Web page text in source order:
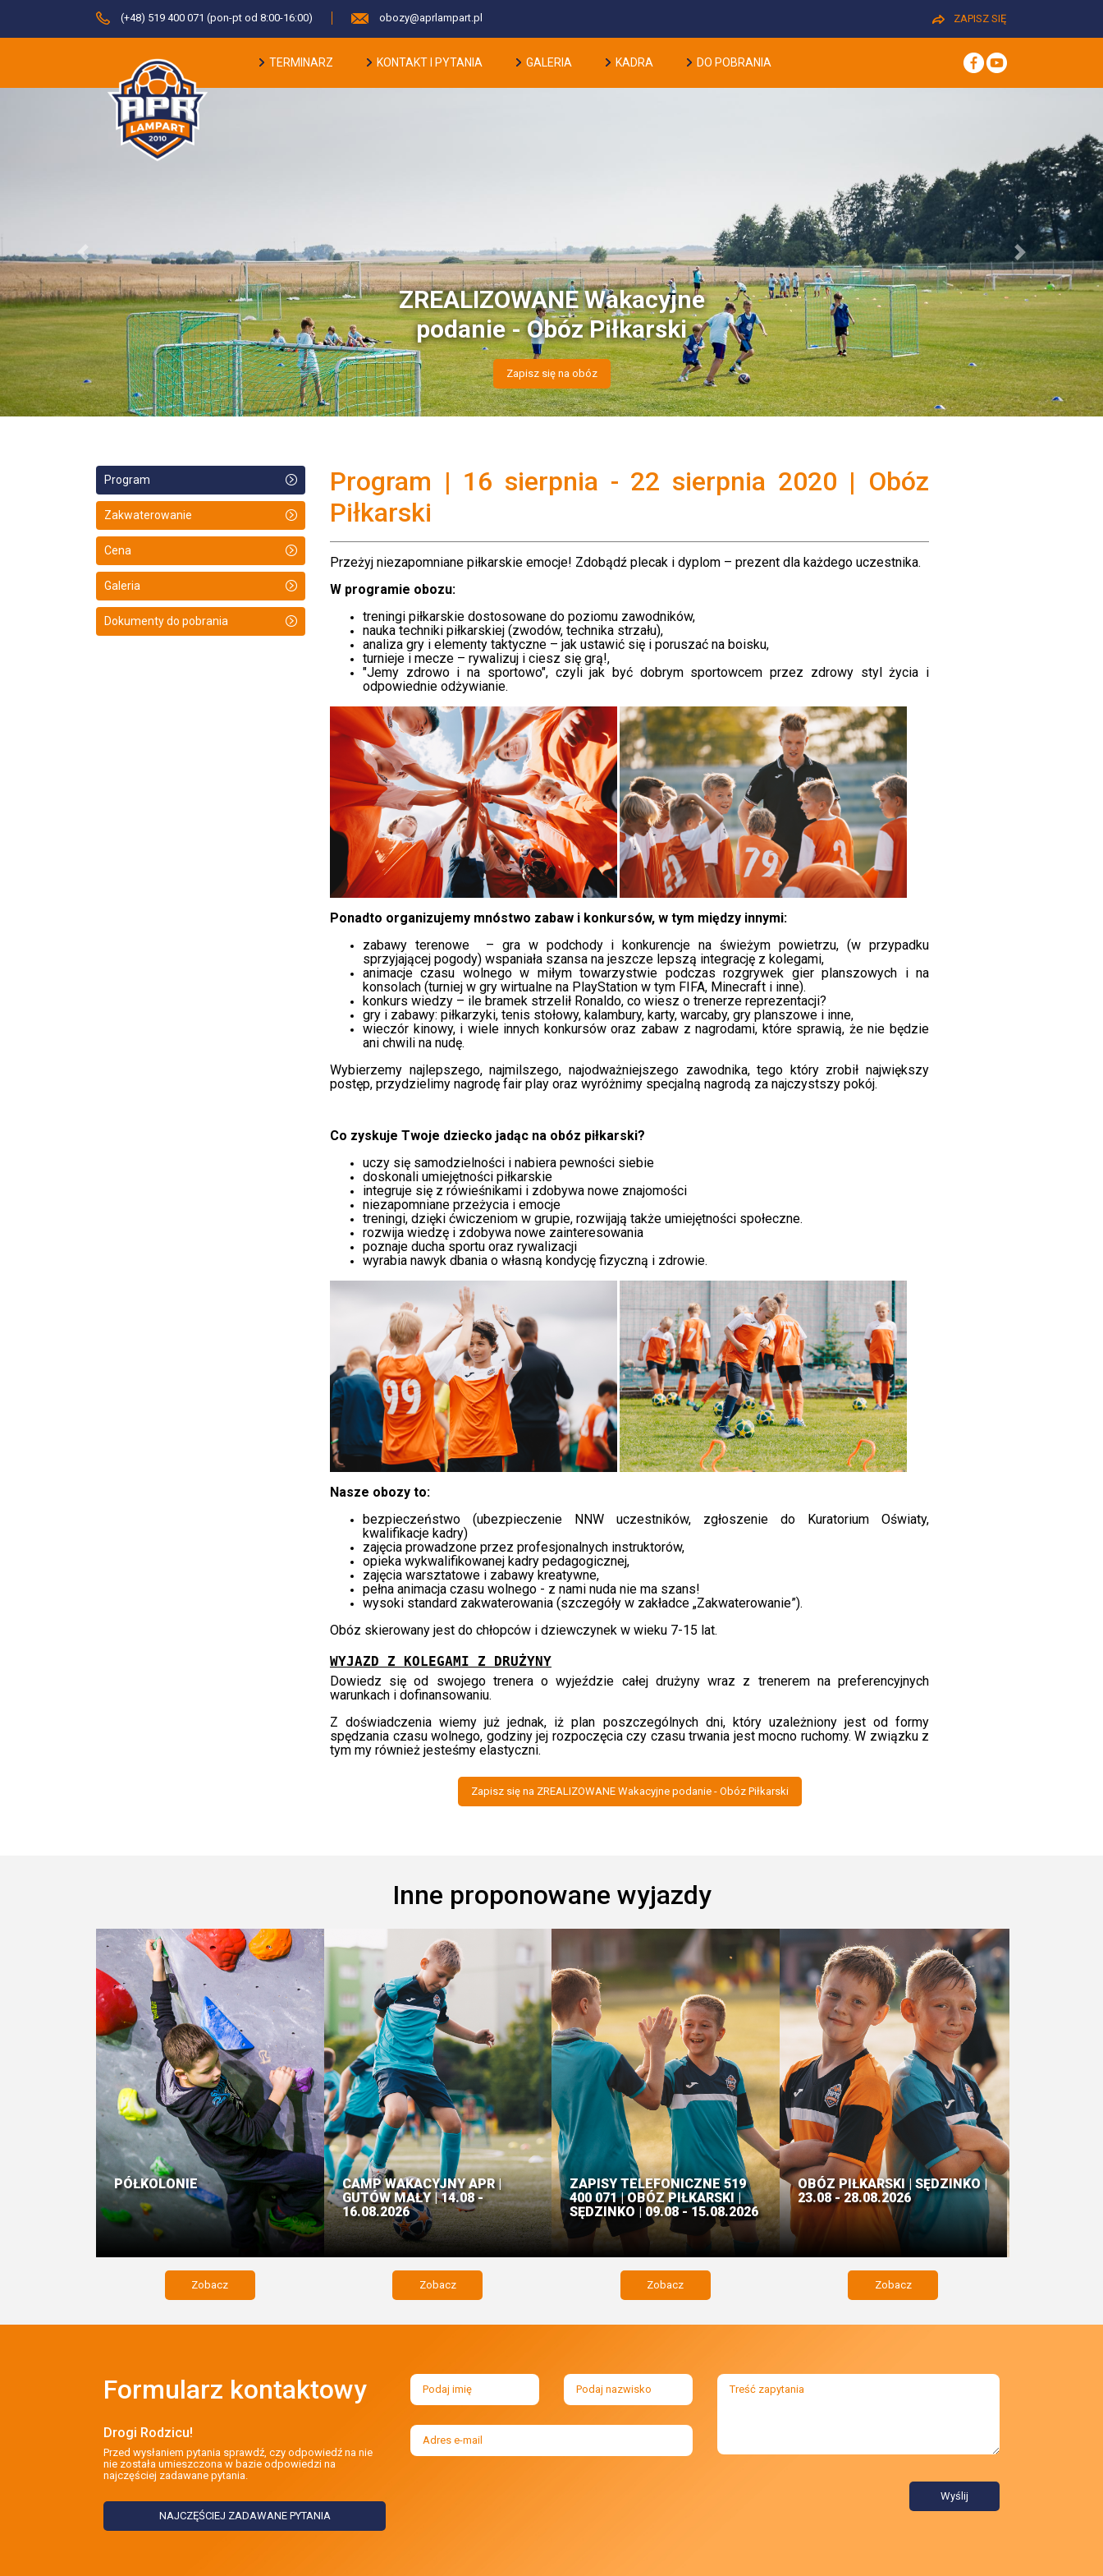
(+48) 519 400 071 (pon-pt od 8:00-16:00) obozy@aprlampart.pl ZAPISZ SIĘ
TERMINARZ KONTAKT I PYTANIA GALERIA KADRA DO POBRANIA
ZREALIZOWANE Wakacyjne
podanie - Obóz Piłkarski
Zapisz się na obóz
Previous Next
Program
Zakwaterowanie
Cena
Galeria
Dokumenty do pobrania
Program | 16 sierpnia - 22 sierpnia 2020 | Obóz
Piłkarski
Przeżyj niezapomniane piłkarskie emocje! Zdobądź plecak i dyplom – prezent dla każdego uczestnika.
W programie obozu:
treningi piłkarskie dostosowane do poziomu zawodników,
nauka techniki piłkarskiej (zwodów, technika strzału),
analiza gry i elementy taktyczne – jak ustawić się i poruszać na boisku,
turnieje i mecze – rywalizuj i ciesz się grą!,
"Jemy zdrowo i na sportowo", czyli jak być dobrym sportowcem przez zdrowy styl życia i
odpowiednie odżywianie.
Ponadto organizujemy mnóstwo zabaw i konkursów, w tym między innymi:
zabawy terenowe – gra w podchody i konkurencje na świeżym powietrzu, (w przypadku
sprzyjającej pogody) wspaniała szansa na jeszcze lepszą integrację z kolegami,
animacje czasu wolnego w miłym towarzystwie podczas rozgrywek gier planszowych i na
konsolach (turniej w gry wirtualne na PlayStation w tym FIFA, Minecraft i inne).
konkurs wiedzy – ile bramek strzelił Ronaldo, co wiesz o trenerze reprezentacji?
gry i zabawy: piłkarzyki, tenis stołowy, kalambury, karty, warcaby, gry planszowe i inne,
wieczór kinowy, i wiele innych konkursów oraz zabaw z nagrodami, które sprawią, że nie będzie
ani chwili na nudę.
Wybierzemy najlepszego, najmilszego, najodważniejszego zawodnika, tego który zrobił największy
postęp, przydzielimy nagrodę fair play oraz wyróżnimy specjalną nagrodą za najczystszy pokój.
Co zyskuje Twoje dziecko jadąc na obóz piłkarski?
uczy się samodzielności i nabiera pewności siebie
doskonali umiejętności piłkarskie
integruje się z rówieśnikami i zdobywa nowe znajomości
niezapomniane przeżycia i emocje
treningi, dzięki ćwiczeniom w grupie, rozwijają także umiejętności społeczne.
rozwija wiedzę i zdobywa nowe zainteresowania
poznaje ducha sportu oraz rywalizacji
wyrabia nawyk dbania o własną kondycję fizyczną i zdrowie.
Nasze obozy to:
bezpieczeństwo (ubezpieczenie NNW uczestników, zgłoszenie do Kuratorium Oświaty,
kwalifikacje kadry)
zajęcia prowadzone przez profesjonalnych instruktorów,
opieka wykwalifikowanej kadry pedagogicznej,
zajęcia warsztatowe i zabawy kreatywne,
pełna animacja czasu wolnego - z nami nuda nie ma szans!
wysoki standard zakwaterowania (szczegóły w zakładce „Zakwaterowanie”).
Obóz skierowany jest do chłopców i dziewczynek w wieku 7-15 lat.
WYJAZD Z KOLEGAMI Z DRUŻYNY
Dowiedz się od swojego trenera o wyjeździe całej drużyny wraz z trenerem na preferencyjnych
warunkach i dofinansowaniu.
Z doświadczenia wiemy już jednak, iż plan poszczególnych dni, który uzależniony jest od formy
spędzania czasu wolnego, godziny jej rozpoczęcia czy czasu trwania jest mocno ruchomy. W związku z
tym my również jesteśmy elastyczni.
Zapisz się na ZREALIZOWANE Wakacyjne podanie - Obóz Piłkarski
Inne proponowane wyjazdy
PÓŁKOLONIE
Zobacz
CAMP WAKACYJNY APR |
GUTÓW MAŁY | 14.08 -
16.08.2026
Zobacz
ZAPISY TELEFONICZNE 519
400 071 | OBÓZ PIŁKARSKI |
SĘDZINKO | 09.08 - 15.08.2026
Zobacz
OBÓZ PIŁKARSKI | SĘDZINKO |
23.08 - 28.08.2026
Zobacz
Formularz kontaktowy
Drogi Rodzicu!
Przed wysłaniem pytania sprawdź, czy odpowiedź na nie
nie została umieszczona w bazie odpowiedzi na
najczęściej zadawane pytania.
NAJCZĘŚCIEJ ZADAWANE PYTANIA
Wyślij